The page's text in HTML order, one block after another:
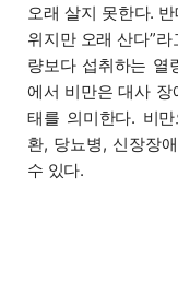
오래 살지 못한다.
위지만 오래 산다”
량보다 섭취하는 열
에서 비만은 대사
태를 의미한다. 비
환, 당뇨병, 신장장
수 있다.